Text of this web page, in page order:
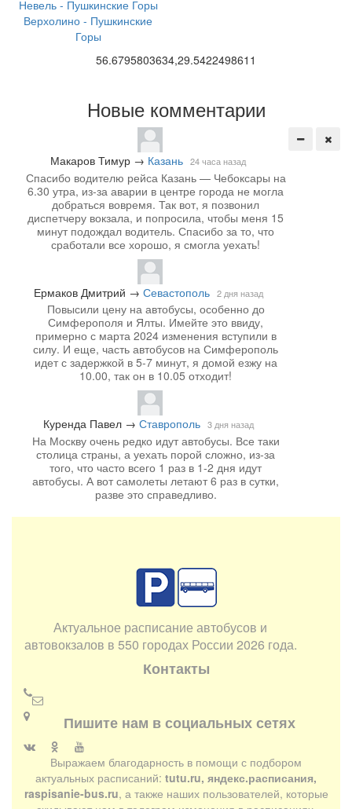
Невель - Пушкинские Горы
Верхолино - Пушкинские
Горы
56.6795803634,29.5422498611
Новые комментарии
Макаров Тимур → Казань 24 часа назад
Спасибо водителю рейса Казань — Чебоксары на
6.30 утра, из-за аварии в центре города не могла
добраться вовремя. Так вот, я позвонил
диспетчеру вокзала, и попросила, чтобы меня 15
минут подождал водитель. Спасибо за то, что
сработали все хорошо, я смогла уехать!
Ермаков Дмитрий → Севастополь 2 дня назад
Повысили цену на автобусы, особенно до
Симферополя и Ялты. Имейте это ввиду,
примерно с марта 2024 изменения вступили в
силу. И еще, часть автобусов на Симферополь
идет с задержкой в 5-7 минут, я домой езжу на
10.00, так он в 10.05 отходит!
Куренда Павел→ Ставрополь 3 дня назад
На Москву очень редко идут автобусы. Все таки
столица страны, а уехать порой сложно, из-за
того, что часто всего 1 раз в 1-2 дня идут
автобусы. А вот самолеты летают 6 раз в сутки,
разве это справедливо.
Актуальное расписание автобусов и
автовокзалов в 550 городах России 2026 года.
Контакты
Пишите нам в социальных сетях
Выражаем благодарность в помощи с подбором
актуальных расписаний: tutu.ru, яндекс.расписания,
raspisanie-bus.ru, а также наших пользователей, которые